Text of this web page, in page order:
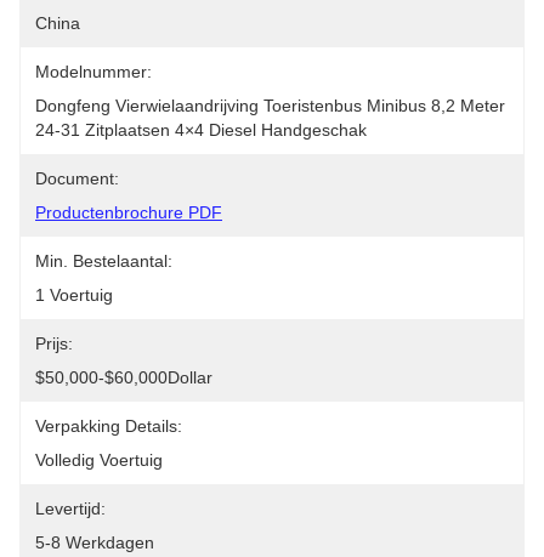
China
Modelnummer:
Dongfeng Vierwielaandrijving Toeristenbus Minibus 8,2 Meter
24-31 Zitplaatsen 4×4 Diesel Handgeschak
Document:
Productenbrochure PDF
Min. Bestelaantal:
1 Voertuig
Prijs:
$50,000-$60,000Dollar
Verpakking Details:
Volledig Voertuig
Levertijd:
5-8 Werkdagen